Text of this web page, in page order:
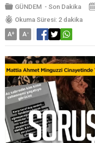
GÜNDEM - Son Dakika
Okuma Süresi: 2 dakika
A+ A-